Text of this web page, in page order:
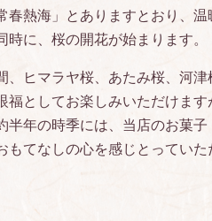
春熱海」とありますとおり、
時に、桜の開花が始まります。
、ヒマラヤ桜、あたみ桜、河
福としてお楽しみいただけます
半年の時季には、当店のお菓
もてなしの心を感じとってい